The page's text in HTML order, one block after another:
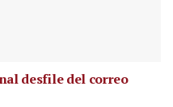
desfile del correo